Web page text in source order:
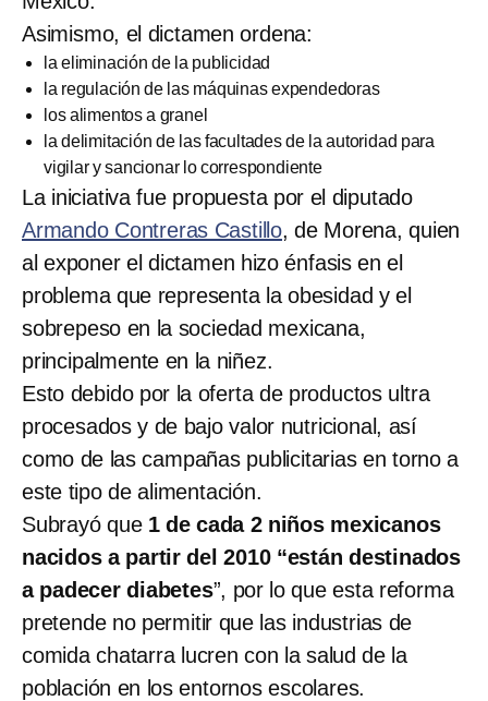
Asimismo, el dictamen ordena:
la eliminación de la publicidad
la regulación de las máquinas expendedoras
los alimentos a granel
la delimitación de las facultades de la autoridad para
vigilar y sancionar lo correspondiente
La iniciativa fue propuesta por el diputado
Armando Contreras Castillo, de Morena, quien
al exponer el dictamen hizo énfasis en el
problema que representa la obesidad y el
sobrepeso en la sociedad mexicana,
principalmente en la niñez.
Esto debido por la oferta de productos ultra
procesados y de bajo valor nutricional, así
como de las campañas publicitarias en torno a
este tipo de alimentación.
Subrayó que1 de cada 2 niños mexicanos
nacidos a partir del 2010 “están destinados
a padecer diabetes”, por lo que esta reforma
pretende no permitir que las industrias de
comida chatarra lucren con la salud de la
población en los entornos escolares.